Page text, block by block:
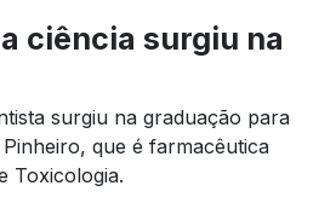
ciência surgiu na
surgiu na graduação para
que é farmacêutica
Toxicologia.